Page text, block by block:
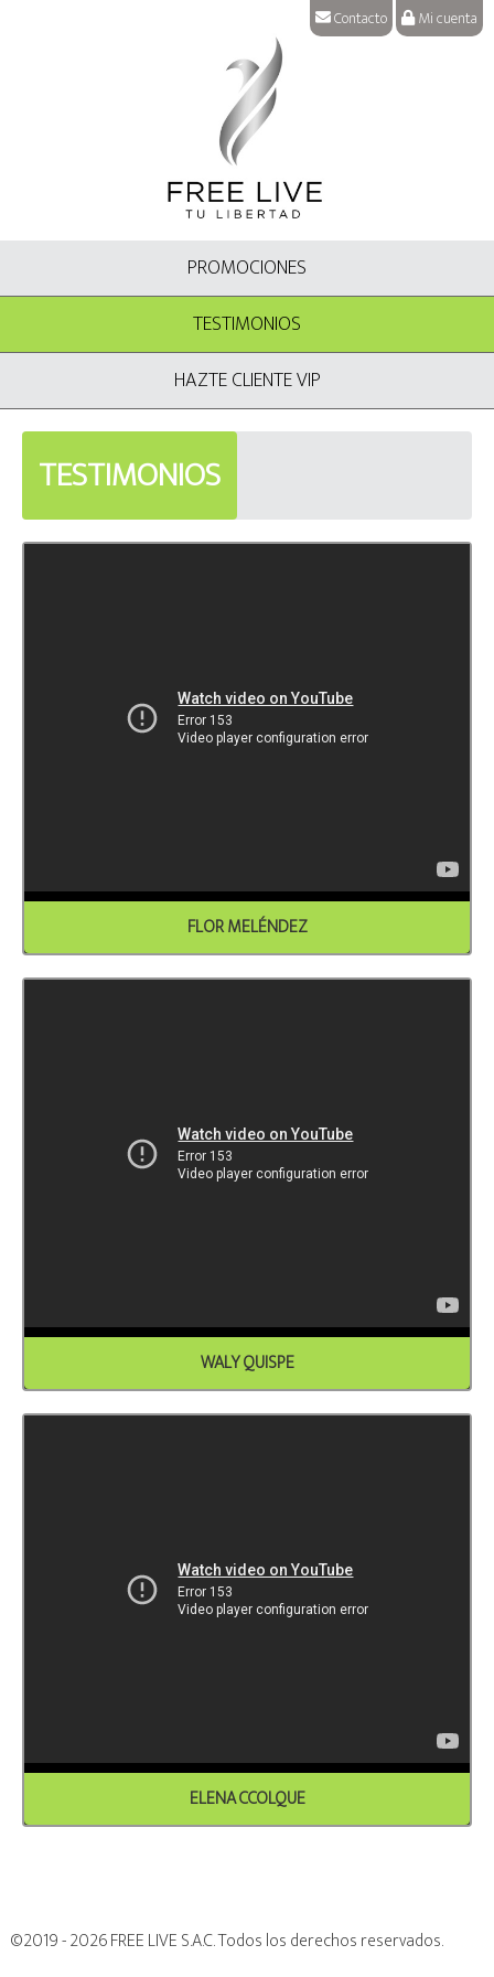
Contacto Mi cuenta
PROMOCIONES
TESTIMONIOS
HAZTE CLIENTE VIP
TESTIMONIOS
FLOR MELÉNDEZ
WALY QUISPE
ELENA CCOLQUE
©2019 - 2026 FREE LIVE S.A.C. Todos los derechos reservados.